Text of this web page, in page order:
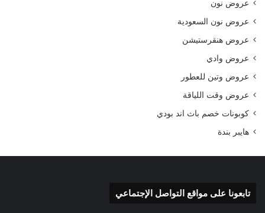
عروض نون
عروض نون السعودية
عروض هنقرستيشن
عروض وادي
عروض وتين للعطور
عروض وقت اللياقة
كوبونات خصم باث اند بودي
هايبر بندة
تابعونا على مواقع التواصل الإجتماعي